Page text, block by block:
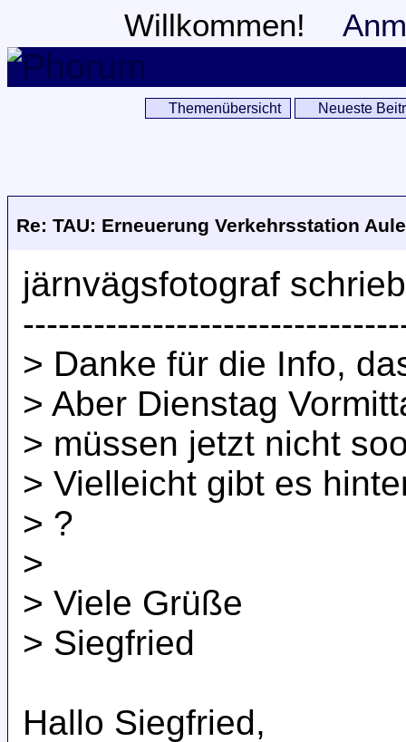
Willkommen!
Themenübersicht Neueste
Re: TAU: Erneuerung Verkehrsstation
järnvägsfotograf
> Danke für die Info,
> Aber Dienstag
> müssen jetzt nicht
> Vielleicht gibt es
> ?
>
> Viele Grüße
> Siegfried
Hallo Siegfried,